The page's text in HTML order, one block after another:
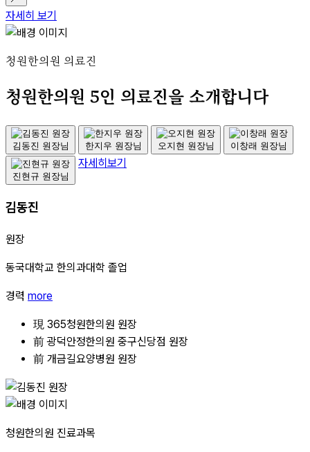
자세히 보기
청원한의원 의료진
청원한의원 5인 의료진을 소개합니다
김동진 원장님 한지우 원장님 오지현 원장님 이창래 원장님
진현규 원장님
자세히보기
김동진
원장
동국대학교 한의과대학 졸업
경력 more
現 365청원한의원 원장
前 광덕안정한의원 중구신당점 원장
前 개금길요양병원 원장
청원한의원 진료과목